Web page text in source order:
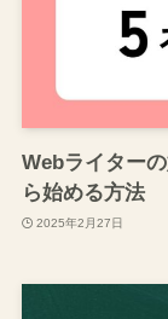
Webライター
ら始める方法
2025年2月27日